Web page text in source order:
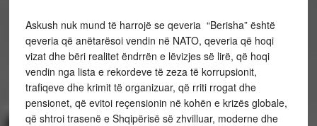
Askush nuk mund të harrojë se qeveria “Berisha” është
qeveria që anëtarësoi vendin në NATO, qeveria që hoqi
vizat dhe bëri realitet ëndrrën e lëvizjes së lirë, që hoqi
vendin nga lista e rekordeve të zeza të korrupsionit,
trafiqeve dhe krimit të organizuar, që rriti rrogat dhe
pensionet, që evitoi reçensionin në kohën e krizës globale,
që shtroi trasenë e Shqipërisë së zhvilluar, moderne dhe